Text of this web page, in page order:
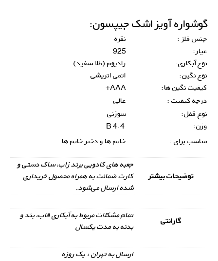
گوشواره آویز اشک جیپسون:
جنس فلز :
نقره
عیار:
925
نوع آبکاری:
رادیوم (طلا سفید)
نوع نگین:
اتمی اتریشی
کیفیت نگین ها:
AAA+
درجه کیفیت :
عالی
نوع قفل:
سوزنی
وزن:
مناسب برای :
خانم ها و دختر خانم ها
توضیحات بیشتر
جعبه های کادویی برند زاب، ساک دستی و
کارت ضمانت به همراه محصول خریداری
شده ارسال می‌شود.
گارانتی
تمام مشکلات مربوط به آبکاری قاب، بند و
بدنه به مدت یکسال
ارسال به تهران : یک روزه